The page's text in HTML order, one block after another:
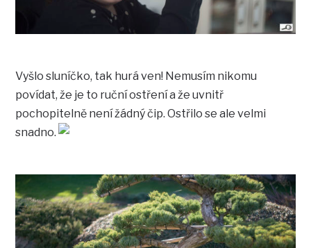
Vyšlo sluníčko, tak hurá ven! Nemusím nikomu
povídat, že je to ruční ostření a že uvnitř
pochopitelně není žádný čip. Ostřilo se ale velmi
snadno.